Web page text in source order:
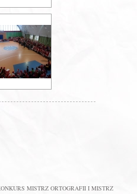
MISTRZ ORTOGRAFII I MISTRZ